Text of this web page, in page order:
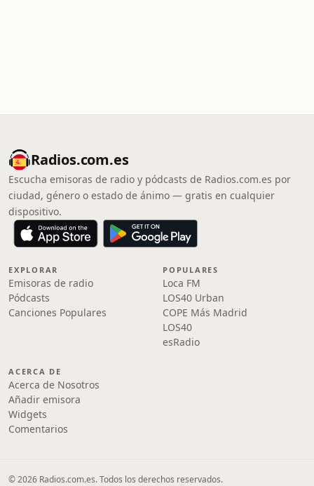
Radios.com.es
Escucha emisoras de radio y pódcasts de Radios.com.es por
ciudad, género o estado de ánimo — gratis en cualquier
dispositivo.
EXPLORAR
Emisoras de radio
Pódcasts
Canciones Populares
POPULARES
Loca FM
LOS40 Urban
COPE Más Madrid
LOS40
esRadio
ACERCA DE
Acerca de Nosotros
Añadir emisora
Widgets
Comentarios
© 2026 Radios.com.es. Todos los derechos reservados.